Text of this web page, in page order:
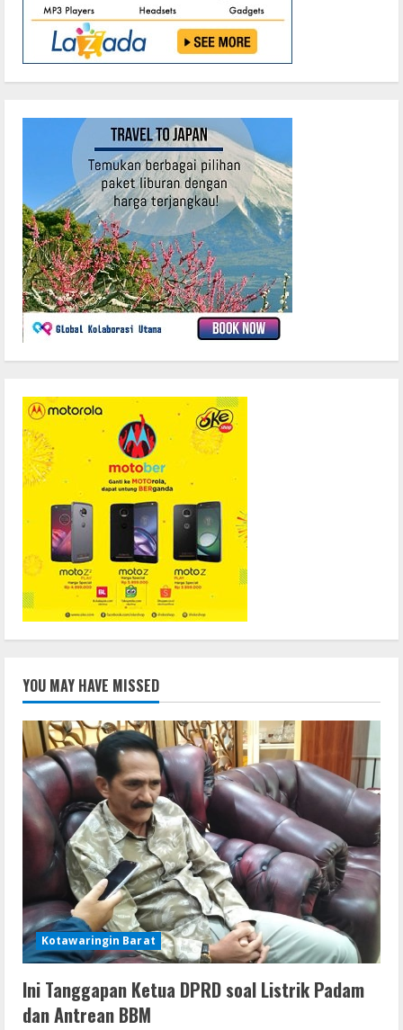
YOU MAY HAVE MISSED
Kotawaringin Barat
Ini Tanggapan Ketua DPRD soal Listrik Padam
dan Antrean BBM